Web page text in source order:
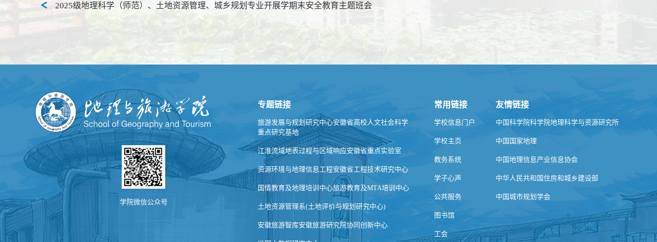
2025级地理科学（师范）、土地资源管理、城乡规划专业开展学期末安全教育主题班会
学院微信公众号
专题链接
旅游发展与规划研究中心安徽省高校人文社会科学
重点研究基地
江淮流域地表过程与区域响应安徽省重点实验室
资源环境与地理信息工程安徽省工程技术研究中心
国情教育及地理培训中心旅游教育及MTA培训中心
土地资源管理系(土地评价与规划研究中心)
安徽旅游智库安徽旅游研究院协同创新中心
常用链接
学校信息门户
学校主页
教务系统
学子心声
公共服务
图书馆
工会
友情链接
中国科学院科学院地理科学与资源研究所
中国国家地理
中国地理信息产业信息协会
中华人民共和国住房和城乡建设部
中国城市规划学会